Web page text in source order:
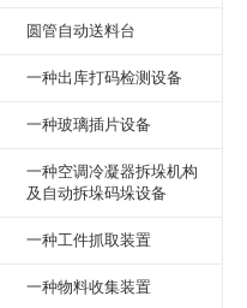
圆管自动送料台
一种出库打码检测设备
一种玻璃插片设备
一种空调冷凝器拆垛机构
及自动拆垛码垛设备
一种工件抓取装置
一种物料收集装置